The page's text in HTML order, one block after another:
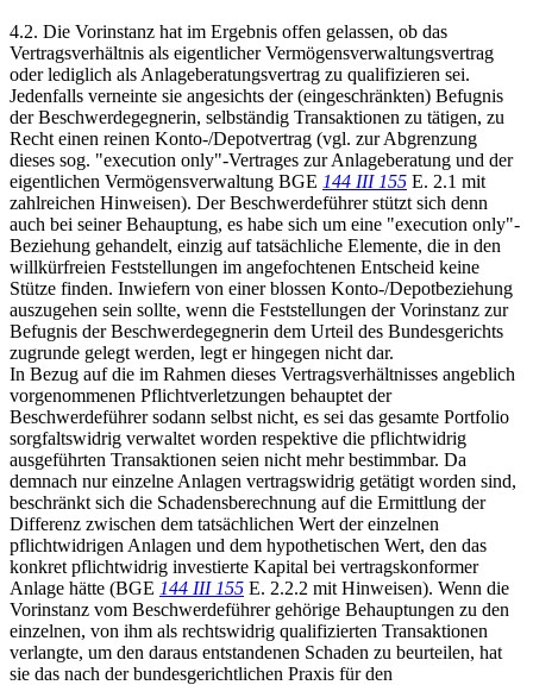
4.2. Die Vorinstanz hat im Ergebnis offen gelassen, ob das
Vertragsverhältnis als eigentlicher Vermögensverwaltungsvertrag
oder lediglich als Anlageberatungsvertrag zu qualifizieren sei.
Jedenfalls verneinte sie angesichts der (eingeschränkten) Befugnis
der Beschwerdegegnerin, selbständig Transaktionen zu tätigen, zu
Recht einen reinen Konto-/Depotvertrag (vgl. zur Abgrenzung
dieses sog. "execution only"-Vertrages zur Anlageberatung und der
eigentlichen Vermögensverwaltung BGE 144 III 155 E. 2.1 mit
zahlreichen Hinweisen). Der Beschwerdeführer stützt sich denn
auch bei seiner Behauptung, es habe sich um eine "execution only"-
Beziehung gehandelt, einzig auf tatsächliche Elemente, die in den
willkürfreien Feststellungen im angefochtenen Entscheid keine
Stütze finden. Inwiefern von einer blossen Konto-/Depotbeziehung
auszugehen sein sollte, wenn die Feststellungen der Vorinstanz zur
Befugnis der Beschwerdegegnerin dem Urteil des Bundesgerichts
zugrunde gelegt werden, legt er hingegen nicht dar.
In Bezug auf die im Rahmen dieses Vertragsverhältnisses angeblich
vorgenommenen Pflichtverletzungen behauptet der
Beschwerdeführer sodann selbst nicht, es sei das gesamte Portfolio
sorgfaltswidrig verwaltet worden respektive die pflichtwidrig
ausgeführten Transaktionen seien nicht mehr bestimmbar. Da
demnach nur einzelne Anlagen vertragswidrig getätigt worden sind,
beschränkt sich die Schadensberechnung auf die Ermittlung der
Differenz zwischen dem tatsächlichen Wert der einzelnen
pflichtwidrigen Anlagen und dem hypothetischen Wert, den das
konkret pflichtwidrig investierte Kapital bei vertragskonformer
Anlage hätte (BGE 144 III 155 E. 2.2.2 mit Hinweisen). Wenn die
Vorinstanz vom Beschwerdeführer gehörige Behauptungen zu den
einzelnen, von ihm als rechtswidrig qualifizierten Transaktionen
verlangte, um den daraus entstandenen Schaden zu beurteilen, hat
sie das nach der bundesgerichtlichen Praxis für den